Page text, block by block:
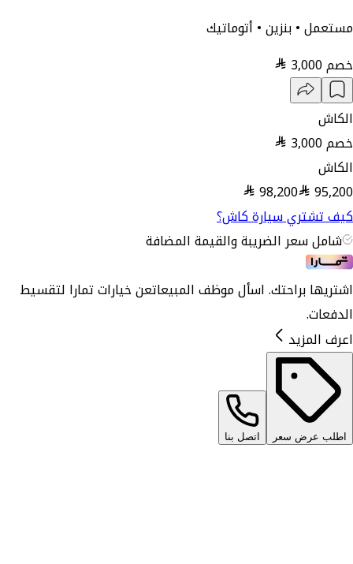
مستعمل • بنزين • أتوماتيك
خصم3,000
الكاش
خصم3,000
الكاش
95,200
98,200
كيف تشتري سيارة كاش؟
شامل سعر الضريبة والقيمة المضافة
اشتريها براحتك. اسأل موظف المبيعاتعن خيارات تمارا لتقسيط
الدفعات.
اعرف المزيد
اطلب عرض سعر اتصل بنا